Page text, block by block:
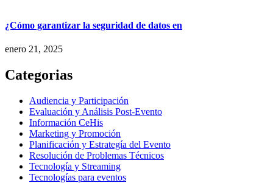
¿Cómo garantizar la seguridad de datos en
enero 21, 2025
Categorias
Audiencia y Participación
Evaluación y Análisis Post-Evento
Información CeHis
Marketing y Promoción
Planificación y Estrategía del Evento
Resolución de Problemas Técnicos
Tecnología y Streaming
Tecnologías para eventos